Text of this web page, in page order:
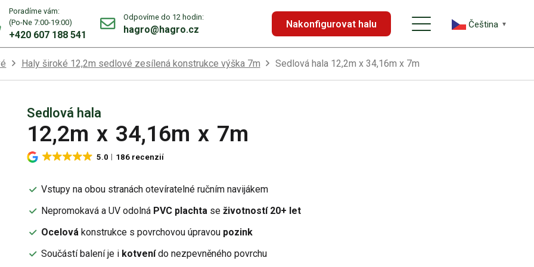
Poradíme vám:
(Po-Ne 7:00-19:00)
+420 607 188 541
Odpovíme do 12 hodin:
hagro@hagro.cz Nakonfigurovat halu Čeština‎ ▼
Haly široké 12,2m sedlové zesílená konstrukce výška 7m Sedlová hala 12,2m x 34,16m x 7m
Sedlová hala
12,2m x 34,16m x 7m
5.0 186 recenzií
Vstupy na obou stranách otevíratelné ručním navijákem
Nepromokavá a UV odolná PVC plachta seživotností 20+ let
Ocelová konstrukce s povrchovou úpravou pozink
Součástí balení je i kotvenído nezpevněného povrchu